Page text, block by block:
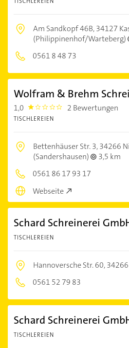
Am Sandkopf 46B,34127
(Philippinenhof/Warteberg)
0561 8 48 73
Wolfram & Brehm
1,0 1.0 2 Bewertungen
TISCHLEREIEN
Bettenhäuser Str. 3,34266
(Sandershausen)
3,5 km
0561 86 17 93 17
Webseite
Schard Schreinerei
TISCHLEREIEN
Hannoversche Str. 60,
0561 52 79 83
Schard Schreinerei
TISCHLEREIEN